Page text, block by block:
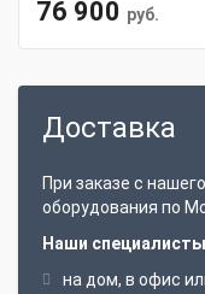
76 900 руб.
Доставка
При заказе с
оборудования по
Наши
на дом, в офис